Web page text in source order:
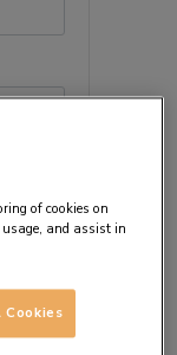
of cookies on
and assist in